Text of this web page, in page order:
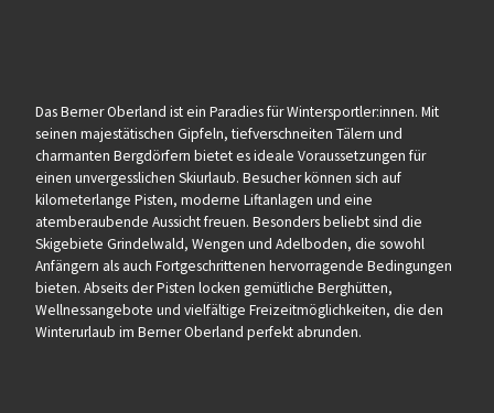
Das Berner Oberland ist ein Paradies für Wintersportler:innen. Mit
seinen majestätischen Gipfeln, tiefverschneiten Tälern und
charmanten Bergdörfern bietet es ideale Voraussetzungen für
einen unvergesslichen Skiurlaub. Besucher können sich auf
kilometerlange Pisten, moderne Liftanlagen und eine
atemberaubende Aussicht freuen. Besonders beliebt sind die
Skigebiete Grindelwald, Wengen und Adelboden, die sowohl
Anfängern als auch Fortgeschrittenen hervorragende Bedingungen
bieten. Abseits der Pisten locken gemütliche Berghütten,
Wellnessangebote und vielfältige Freizeitmöglichkeiten, die den
Winterurlaub im Berner Oberland perfekt abrunden.